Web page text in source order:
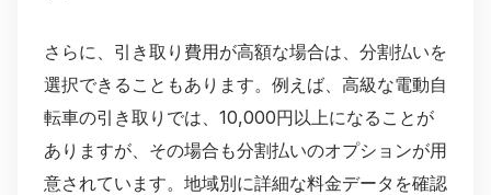
さらに、引き取り費用が高額な場合は、分割払いを
選択できることもあります。例えば、高級な電動自
転車の引き取りでは、10,000円以上になることが
ありますが、その場合も分割払いのオプションが用
意されています。地域別に詳細な料金データを確認